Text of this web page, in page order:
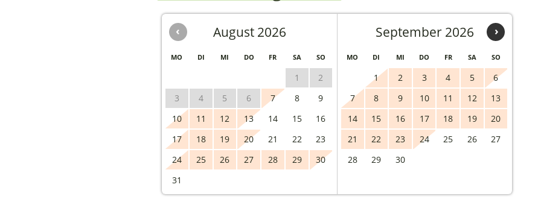
‹ ›
August 2026
MO DI MI DO FR SA SO
1
2
3
4 5 6 7 8
9
10
11 12 13 14 15
16
17
18 19 20 21 22
23
24
25 26 27 28 29
30
31
September 2026
MO DI MI DO FR SA SO
1 2 3 4 5
6
7
8 9 10 11 12
13
14
15 16 17 18 19
20
21
22 23 24 25 26
27
28
29 30